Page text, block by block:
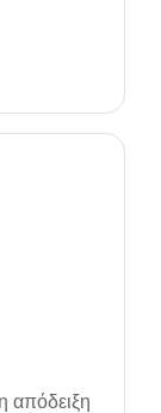
απόδειξη